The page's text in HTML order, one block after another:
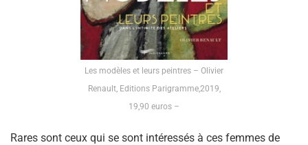
Les modèles et leurs peintres – Olivier
Renault, Editions Parigramme,2019,
19,90 euros –
Rares sont ceux qui se sont intéressés à ces femmes de